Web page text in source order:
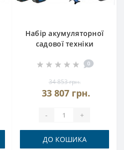
Набір акумуляторної
садової техніки
0
34 853 грн.
33 807 грн.
- +
ДО КОШИКА